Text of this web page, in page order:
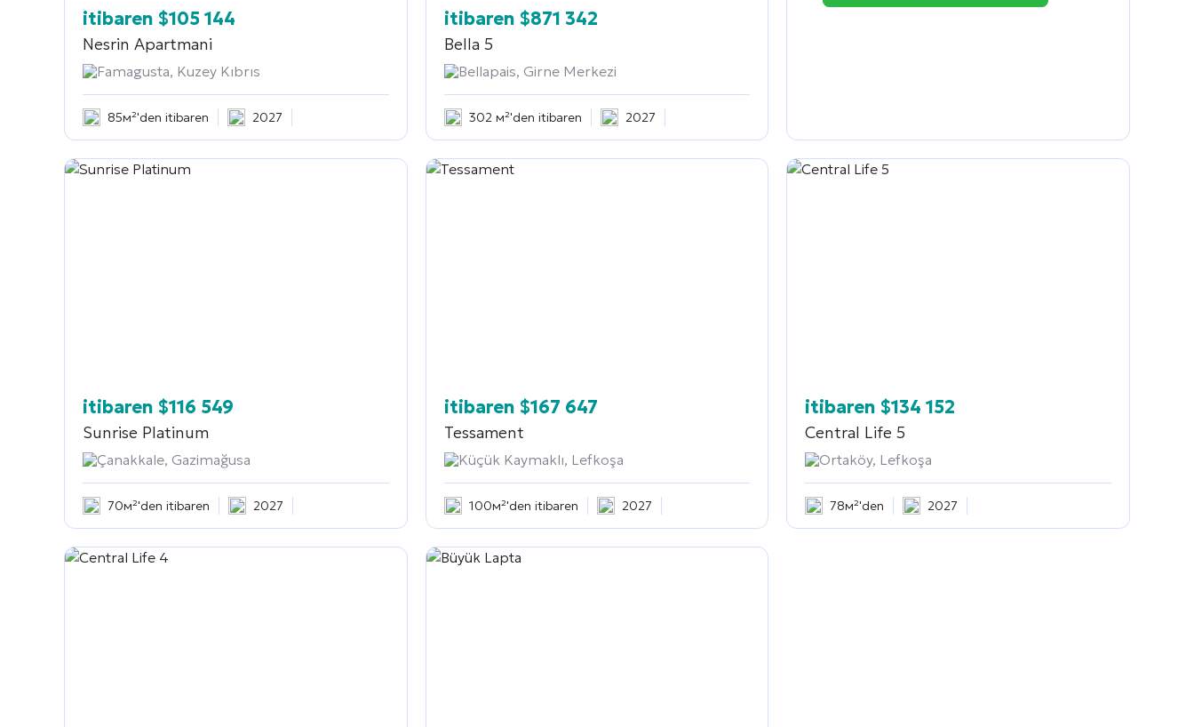
itibaren $105 144
Nesrin Apartmani
Famagusta, Kuzey Kıbrıs
85м²'den itibaren 2027
itibaren $871 342
Bella 5
Bellapais, Girne Merkezi
302 м²'den itibaren 2027
itibaren $116 549
Sunrise Platinum
Çanakkale, Gazimağusa
70м²'den itibaren 2027
itibaren $167 647
Tessament
Küçük Kaymaklı, Lefkoşa
100м²'den itibaren 2027
itibaren $134 152
Central Life 5
Ortaköy, Lefkoşa
78м²'den 2027